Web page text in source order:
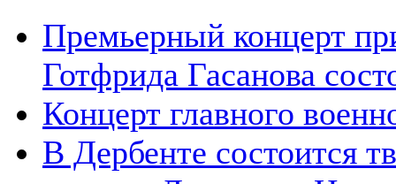
Премьерный концерт
Готфрида Гасанова
Концерт главного
В Дербенте состоится